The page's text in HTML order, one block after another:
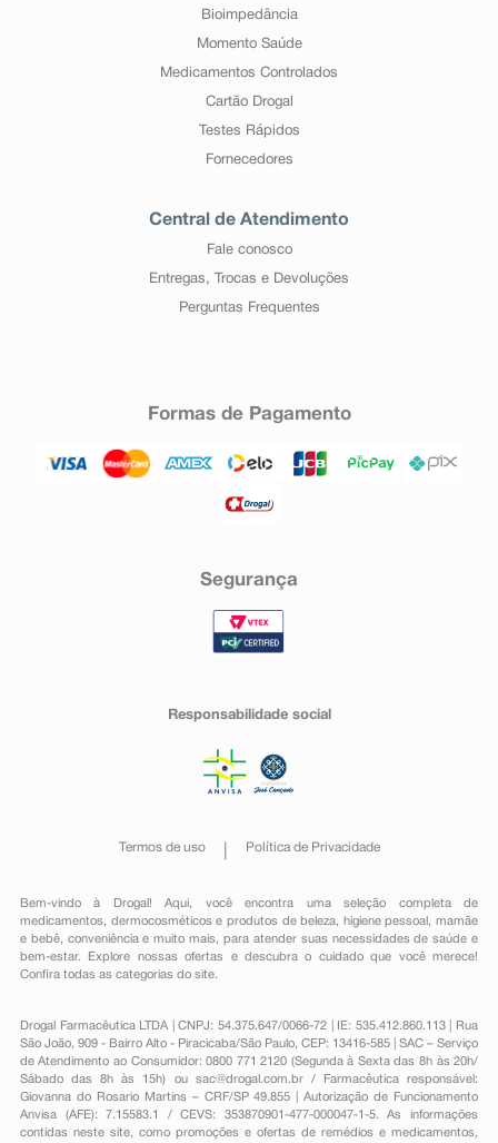
Bioimpedância
Momento Saúde
Medicamentos Controlados
Cartão Drogal
Testes Rápidos
Fornecedores
Central de Atendimento
Fale conosco
Entregas, Trocas e Devoluções
Perguntas Frequentes
Formas de Pagamento
Segurança
Responsabilidade social
Termos de uso Política de Privacidade
Bem-vindo à Drogal! Aqui, você encontra uma seleção completa de
medicamentos , dermocosméticos e produtos de beleza, higiene pessoal ,mamãe
e bebê, conveniênciae muito mais, para atender suas necessidades de saúde e
bem-estar. Explore nossas ofertas e descubra o cuidado que você merece!
Confira todas as categorias do site.
Drogal Farmacêutica LTDA | CNPJ: 54.375.647/0066-72 | IE: 535.412.860.113 | Rua
São João, 909 - Bairro Alto - Piracicaba/São Paulo, CEP: 13416-585 | SAC – Serviço
de Atendimento ao Consumidor: 0800 771 2120 (Segunda à Sexta das 8h às 20h/
Sábado das 8h às 15h) ou sac@drogal.com.br/ Farmacêutica responsável:
Giovanna do Rosario Martins – CRF/SP 49.855 | Autorização de Funcionamento
Anvisa (AFE): 7.15583.1 / CEVS: 353870901-477-000047-1-5. As informações
contidas neste site, como promoções e ofertas de remédios e medicamentos,